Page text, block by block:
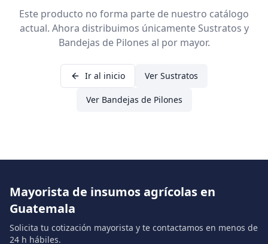
Este producto no forma parte de nuestro catálogo
actual. Ahora distribuimos únicamente Sustratos y
Bandejas de Pilones al por mayor.
Ir al inicio Ver Sustratos
Ver Bandejas de Pilones
Mayorista de insumos agrícolas en
Guatemala
Solicita tu cotización mayorista y te contactamos en menos de
24 h hábiles.